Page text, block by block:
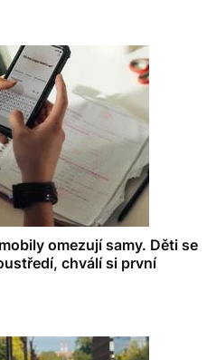
omezují samy. Děti se
chválí si první